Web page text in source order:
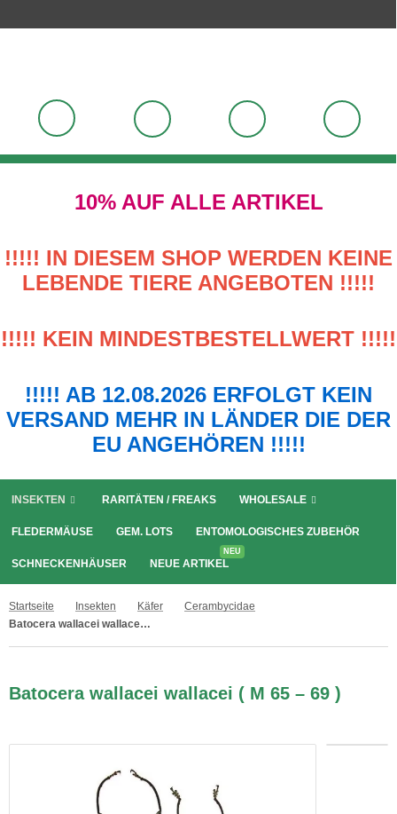
10% AUF ALLE ARTIKEL
!!!!! IN DIESEM SHOP WERDEN KEINE
LEBENDE TIERE ANGEBOTEN !!!!!
!!!!! KEIN MINDESTBESTELLWERT !!!!!
!!!!! AB 12.08.2026 ERFOLGT KEIN
VERSAND MEHR IN LÄNDER DIE DER
EU ANGEHÖREN !!!!!
INSEKTEN RARITÄTEN / FREAKS WHOLESALE
FLEDERMÄUSE GEM. LOTS ENTOMOLOGISCHES ZUBEHÖR
SCHNECKENHÄUSER NEUE ARTIKEL
NEU
Startseite Insekten Käfer
Cerambycidae
Batocera wallacei wallacei ( M 65 – 69 )
Batocera wallacei wallacei ( M 65 – 69 )